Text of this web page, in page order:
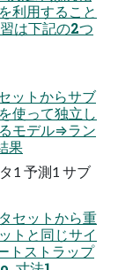
利用すること
は下記の2つ
ットからサブ
使って独立し
モデル⇒ラン
果
1 予測1 サブ
セットから重
トと同じサイ
トストラップ